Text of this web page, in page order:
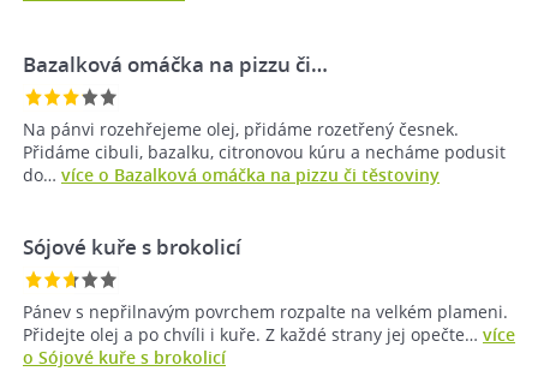
Bazalková omáčka na pizzu či…
Na pánvi rozehřejeme olej, přidáme rozetřený česnek.
Přidáme cibuli, bazalku, citronovou kúru a necháme podusit
do… více o Bazalková omáčka na pizzu či těstoviny
Sójové kuře s brokolicí
Pánev s nepřilnavým povrchem rozpalte na velkém plameni.
Přidejte olej a po chvíli i kuře. Z každé strany jej opečte… více
o Sójové kuře s brokolicí